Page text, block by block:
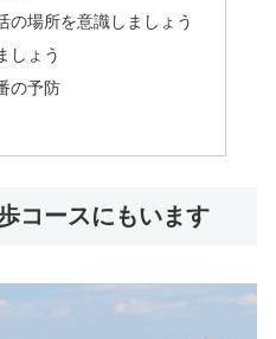
の場所を意識しましょう
しょう
の予防
コースにもいます